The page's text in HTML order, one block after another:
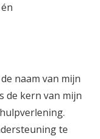
naam van mijn
de kern van mijn
te